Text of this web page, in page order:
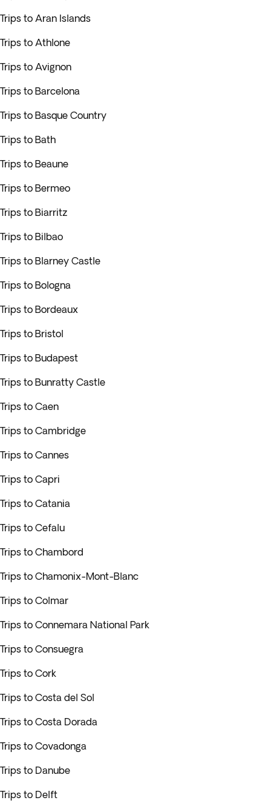
Trips to Aran Islands
Trips to Athlone
Trips to Avignon
Trips to Barcelona
Trips to Basque Country
Trips to Bath
Trips to Beaune
Trips to Bermeo
Trips to Biarritz
Trips to Bilbao
Trips to Blarney Castle
Trips to Bologna
Trips to Bordeaux
Trips to Bristol
Trips to Budapest
Trips to Bunratty Castle
Trips to Caen
Trips to Cambridge
Trips to Cannes
Trips to Capri
Trips to Catania
Trips to Cefalu
Trips to Chambord
Trips to Chamonix-Mont-Blanc
Trips to Colmar
Trips to Connemara National Park
Trips to Consuegra
Trips to Cork
Trips to Costa del Sol
Trips to Costa Dorada
Trips to Covadonga
Trips to Danube
Trips to Delft